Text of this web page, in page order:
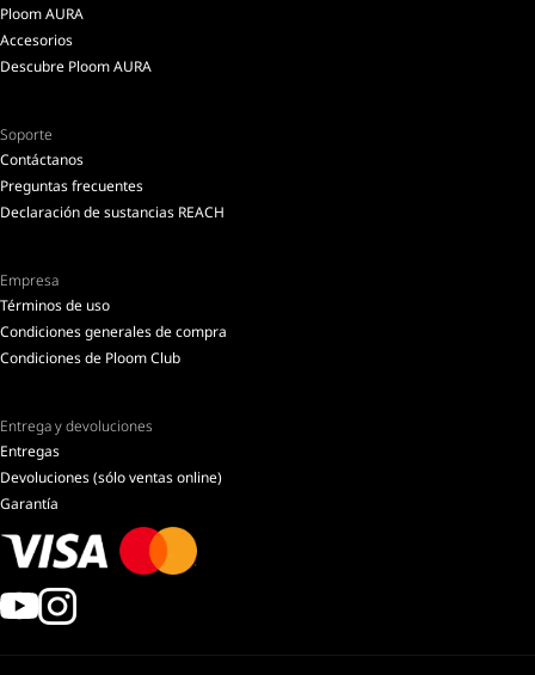
Ploom AURA
Accesorios
Descubre Ploom AURA
Soporte
Contáctanos
Preguntas frecuentes
Declaración de sustancias REACH
Empresa
Términos de uso
Condiciones generales de compra
Condiciones de Ploom Club
Entrega y devoluciones
Entregas
Devoluciones (sólo ventas online)
Garantía